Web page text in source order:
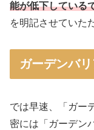
能が低下している
を明記させていた
ガーデンバ
では早速、「ガー
密には「ガーデン